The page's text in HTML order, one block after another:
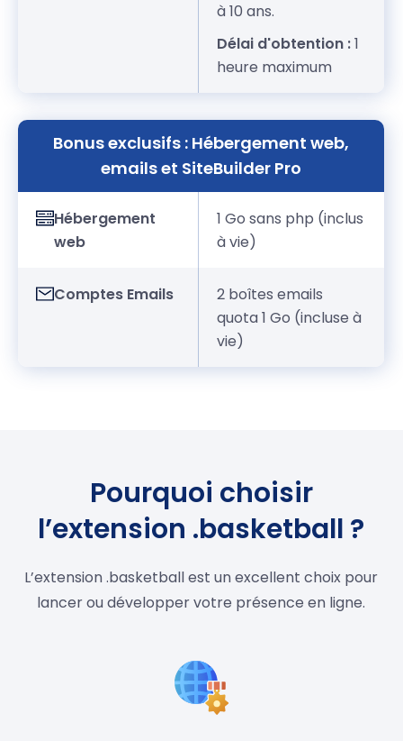
à 10 ans.
Délai d'obtention :1
heure maximum
Bonus exclusifs : Hébergement web,
emails et SiteBuilder Pro
Hébergement
web
1 Go sans php (inclus
à vie)
Comptes Emails
2 boîtes emails
quota 1 Go (incluse à
vie)
Pourquoi choisir
l’extension .basketball ?
L’extension .basketball est un excellent choix pour
lancer ou développer votre présence en ligne.